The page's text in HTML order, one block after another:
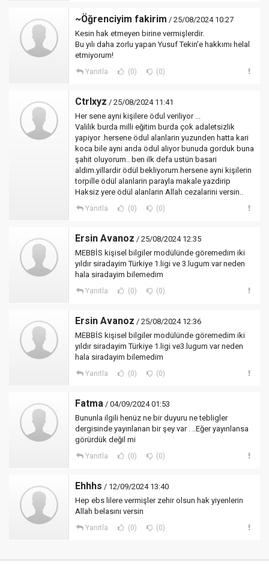
~Öğrenciyim fakirim / 25/08/2024 10:27
Kesin hak etmeyen birine vermişlerdir.
Bu yılı daha zorlu yapan Yusuf Tekin'e hakkımı helal
etmiyorum!
Yanıtla (0) (0)
Ctrlxyz / 25/08/2024 11:41
Her sene ayni kişilere ödul veriliyor ...
Valilik burda milli eğitim burda çok adaletsizlik
yapiyor .hersene ödul alanlarin yuzunden hatta kari
koca bile ayni anda ödul aliyor bunuda gorduk buna
şahit oluyorum.. ben ilk defa ustün basari
aldim.yillardir ödül bekliyorum.hersene ayni kişilerin
torpille ödül alanlarin parayla makale yazdirip
Haksiz yere ödül alanlarin Allah cezalarini versin..
Yanıtla (0) (0)
Ersin Avanoz / 25/08/2024 12:35
MEBBİS kişisel bilgiler modülünde göremedim iki
yıldır siradayim Türkiye 1.ligi ve 3.lugum var neden
hala siradayim bilemedim
Yanıtla (0) (0)
Ersin Avanoz / 25/08/2024 12:36
MEBBİS kişisel bilgiler modülünde göremedim iki
yıldır siradayim Türkiye 1.ligi ve3.lugum var neden
hala siradayim bilemedim
Yanıtla (0) (0)
Fatma / 04/09/2024 01:53
Bununla ilgili henüz ne bir duyuru ne tebligler
dergisinde yayınlanan bir şey var . ..Eğer yayınlansa
görürdük değil mi
Yanıtla (0) (0)
Ehhhs / 12/09/2024 13:40
Hep ebs lilere vermişler zehir olsun hak yiyenlerin
Allah belasını versin
Yanıtla (0) (0)